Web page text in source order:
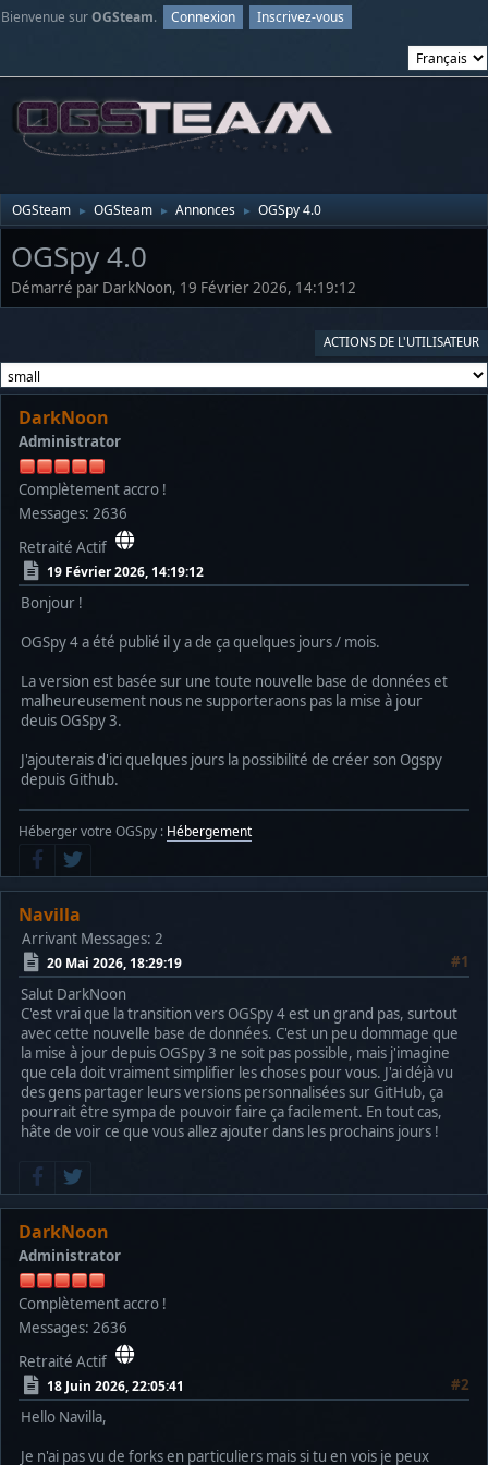
Bienvenue surOGSteam. Connexion Inscrivez-vous
OGSteam ► OGSteam ► Annonces ► OGSpy 4.0
OGSpy 4.0
Démarré par DarkNoon, 19 Février 2026, 14:19:12
ACTIONS DE L'UTILISATEUR
DarkNoon
Administrator
Complètement accro !
Messages: 2636
Retraité Actif
19 Février 2026, 14:19:12
Bonjour !
OGSpy 4 a été publié il y a de ça quelques jours / mois.
La version est basée sur une toute nouvelle base de données et
malheureusement nous ne supporteraons pas la mise à jour
deuis OGSpy 3.
J'ajouterais d'ici quelques jours la possibilité de créer son Ogspy
depuis Github.
Héberger votre OGSpy : Hébergement
Navilla
Arrivant Messages: 2
20 Mai 2026, 18:29:19
#1
Salut DarkNoon
C'est vrai que la transition vers OGSpy 4 est un grand pas, surtout
avec cette nouvelle base de données. C'est un peu dommage que
la mise à jour depuis OGSpy 3 ne soit pas possible, mais j'imagine
que cela doit vraiment simplifier les choses pour vous. J'ai déjà vu
des gens partager leurs versions personnalisées sur GitHub, ça
pourrait être sympa de pouvoir faire ça facilement. En tout cas,
hâte de voir ce que vous allez ajouter dans les prochains jours !
DarkNoon
Administrator
Complètement accro !
Messages: 2636
Retraité Actif
18 Juin 2026, 22:05:41
#2
Hello Navilla,
Je n'ai pas vu de forks en particuliers mais si tu en vois je peux